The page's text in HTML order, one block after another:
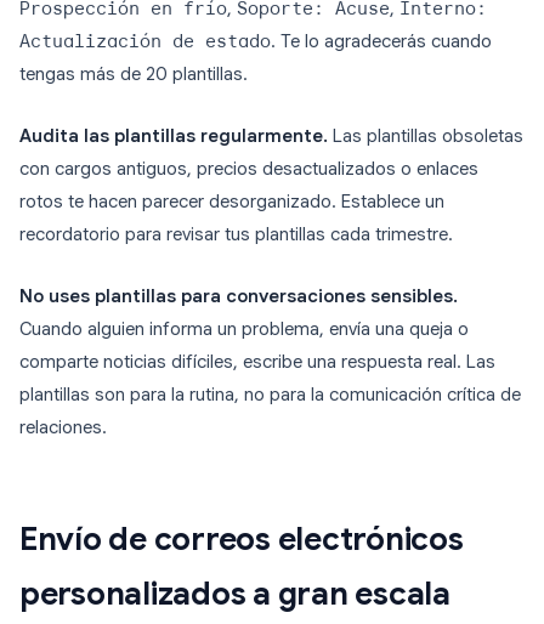
Prospección en frío, Soporte: Acuse, Interno:
Actualización de estado. Te lo agradecerás cuando
tengas más de 20 plantillas.
Audita las plantillas regularmente. Las plantillas obsoletas
con cargos antiguos, precios desactualizados o enlaces
rotos te hacen parecer desorganizado. Establece un
recordatorio para revisar tus plantillas cada trimestre.
No uses plantillas para conversaciones sensibles.
Cuando alguien informa un problema, envía una queja o
comparte noticias difíciles, escribe una respuesta real. Las
plantillas son para la rutina, no para la comunicación crítica de
relaciones.
Envío de correos electrónicos
personalizados a gran escala